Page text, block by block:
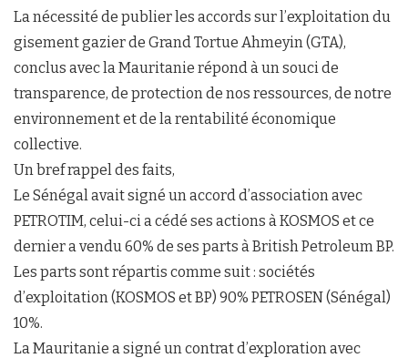
La nécessité de publier les accords sur l’exploitation du
gisement gazier de Grand Tortue Ahmeyin (GTA),
conclus avec la Mauritanie répond à un souci de
transparence, de protection de nos ressources, de notre
environnement et de la rentabilité économique
collective.
Un bref rappel des faits,
Le Sénégal avait signé un accord d’association avec
PETROTIM, celui-ci a cédé ses actions à KOSMOS et ce
dernier a vendu 60% de ses parts à British Petroleum BP.
Les parts sont répartis comme suit : sociétés
d’exploitation (KOSMOS et BP) 90% PETROSEN (Sénégal)
10%.
La Mauritanie a signé un contrat d’exploration avec